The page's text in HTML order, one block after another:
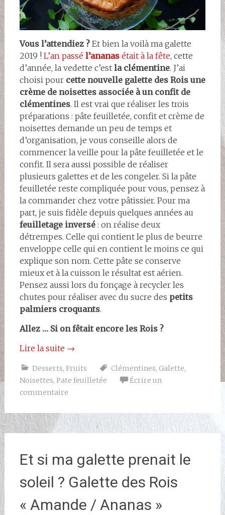
Vous l’attendiez ?Et bien la voilà ma galette
2019 ! L’an passé l’ananasétait à la fête, cette
d’année, la vedette c’est la clémentine. J’ai
choisi pour cette nouvelle galette des Rois une
crème de noisettes associée à un confit de
clémentines. Il est vrai que réaliser les trois
préparations : pâte feuilletée, confit et crème de
noisettes demande un peu de temps et
d’organisation, je vous conseille alors de
commencer la veille pour la pâte feuilletée et le
confit. Il sera aussi possible de réaliser
plusieurs galettes et de les congeler. Si la pâte
feuilletée reste compliquée pour vous, pensez à
la commander chez votre pâtissier. Pour ma
part, je suis fidèle depuis quelques années au
feuilletage inversé: on réalise deux
détrempes. Celle qui contient le plus de beurre
enveloppe celle qui en contient le moins ce qui
explique son nom. Cette pâte se conserve
mieux et à la cuisson le résultat est aérien.
Pensez aussi lors du fonçage à recycler les
chutes pour réaliser avec du sucre des petits
palmiers croquants.
Allez … Si on fêtait encore les Rois ?
Lire la suite →
Desserts, Fruits Clémentines, Galette,
Noisettes, Pate feuilletée
Écrire un
commentaire
Et si ma galette prenait le
soleil ? Galette des Rois
« Amande / Ananas »